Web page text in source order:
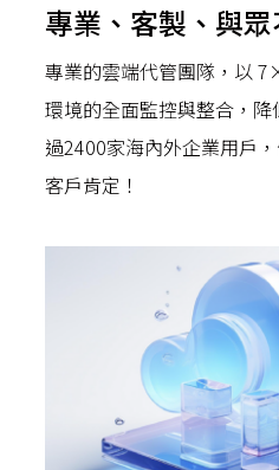
專業、客製、與
專業的雲端代管團隊，以
環境的全面監控與整合，
過2400家海內外企業用戶
客戶肯定！